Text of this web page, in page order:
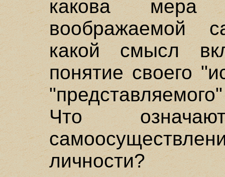
какова
воображаемой
какой смысл
понятие своего
Что
личности?